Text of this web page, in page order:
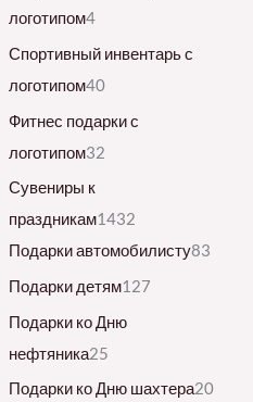
логотипом4
Спортивный инвентарь с
логотипом40
Фитнес подарки с
логотипом32
Сувениры к
праздникам1432
Подарки автомобилисту83
Подарки детям127
Подарки ко Дню
нефтяника25
Подарки ко Дню шахтера20